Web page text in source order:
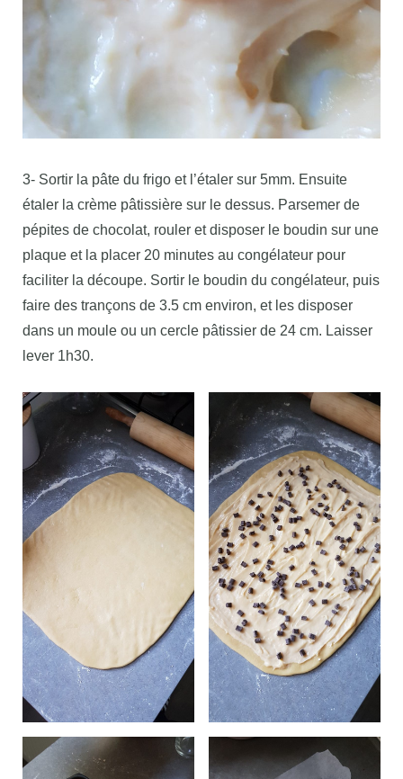
3- Sortir la pâte du frigo et l’étaler sur 5mm. Ensuite
étaler la crème pâtissière sur le dessus. Parsemer de
pépites de chocolat, rouler et disposer le boudin sur une
plaque et la placer 20 minutes au congélateur pour
faciliter la découpe. Sortir le boudin du congélateur, puis
faire des trançons de 3.5 cm environ, et les disposer
dans un moule ou un cercle pâtissier de 24 cm. Laisser
lever 1h30.